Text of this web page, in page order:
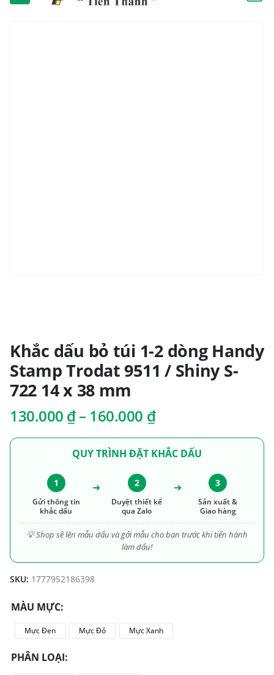
Khắc dấu bỏ túi 1-2 dòng Handy
Stamp Trodat 9511 / Shiny S-
722 14 x 38 mm
130.000 ₫– 160.000 ₫Khoảng
từ
130.000 ₫
160.000 ₫
QUY TRÌNH ĐẶT KHẮC DẤU
1
Gửi thông tin
khắc dấu
➜ 2
Duyệt thiết kế
qua Zalo
➜ 3
Sản xuất &
Giao hàng
💡 Shop sẽ lên mẫu dấu và gởi mẫu cho bạn trước khi tiến hành
làm dấu!
SKU: 1777952186398
MÀU MỰC
Mực Đen Mực Đỏ Mực Xanh
PHÂN LOẠI